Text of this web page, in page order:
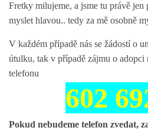
JAK NÁM POMOCI - POMÁHAJÍ
Fretky milujeme, a jsme tu právě jen
myslet hlavou.. tedy za mě osobně
V každém případě nás se žádostí o
útulku, tak v případě zájmu o adopci
telefonu
602
Pokud nebudeme telefon zvedat,